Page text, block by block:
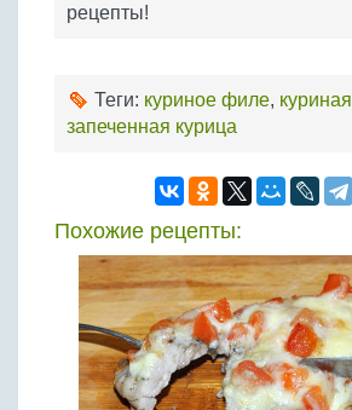
рецепты!
Теги: куриное филе,
запеченная курица
Похожие рецепты: